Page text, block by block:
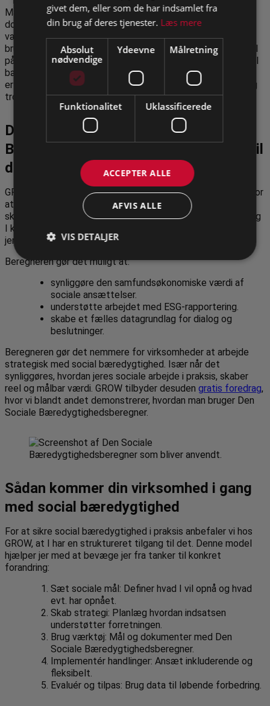
Mange virksomheder har tidligere haft svært ved at
dokumentere effekten af deres sociale ansvar. Især når
værdien ikke kun kan aflæses direkte på bundlinjen. Ved at
bruge Den Sociale Bæredygtighedsberegner, kan I få sat tal
på jeres sociale indsats. Måling og dokumentation gør social
bæredygtighed mere konkret og sammenlignelig, hvilket
er afgørende for både intern læring, ekstern rapportering og
troværdig kommunikation.
Den Sociale
Bæredygtighedsberegner: Et værktøj til
dokumentation
GROW har udviklet Den Sociale Bæredygtighedsberegner, for
at gøre det muligt at måle og dokumentere den værdi I
skaber, når I tager socialt ansvar. Den er et gratis værktøj, og
I kan bruge dokumentationen som en del af
jeres egen virksomheds og kunders ESG-rapportering.
Beregneren gør det muligt at:
synliggøre den samfundsøkonomiske værdi af
sociale ansættelser.
understøtte arbejdet med ESG-rapportering.
skabe et fælles datagrundlag for dialog og
beslutninger.
Beregneren gør det nemmere for virksomheder at arbejde
strategisk med social bæredygtighed. Især når det
synliggøres, hvordan jeres sociale arbejde i praksis, skaber
reel og målbar værdi. GROW tilbyder desuden gratis foredrag,
hvor vi blandt andet demonstrerer, hvordan man bruger Den
Sociale Bæredygtighedsberegner.
Sådan kommer din virksomhed i gang
med social bæredygtighed
For at sikre social bæredygtighed i praksis anbefaler vi hos
GROW, at I har en struktureret tilgang til det. Denne model
hjælper jer med at bevæge jer fra tanker til konkret
forandring:
Sæt sociale mål: Definer hvad I vil opnå og hvad
evt. har opnået.
Skab strategi: Planlæg hvordan indsatsen
understøtter forretningen.
Brug værktøj: Mål og dokumenter med Den
Sociale Bæredygtighedsberegner.
Implementér handlinger: Ansæt inkluderende og
fleksibelt.
Evaluér og tilpas: Brug data til løbende forbedring.
Tilmeld dig opdateringer
Vi sender ikke spammer! Læs vores privatlivspolitik
information.
givet dem, eller som de har indsamlet fra
din brug af deres tjenester. Læs mere
Absolut
nødvendige
Ydeevne Målretning
Funktionalitet Uklassificerede
ACCEPTER ALLE
AFVIS ALLE
VIS DETALJER